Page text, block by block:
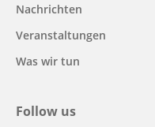
Nachrichten
Veranstaltungen
Was wir tun
Follow us